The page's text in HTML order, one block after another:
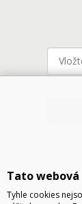
Tato
Tyhle cookies